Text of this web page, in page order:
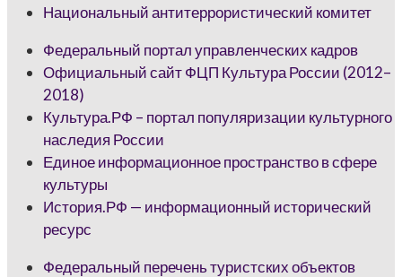
Национальный антитеррористический комитет
Федеральный портал управленческих кадров
Официальный сайт ФЦП Культура России (2012–
2018)
Культура.РФ – портал популяризации культурного
наследия России
Единое информационное пространство в сфере
культуры
История.РФ — информационный исторический
ресурс
Федеральный перечень туристских объектов